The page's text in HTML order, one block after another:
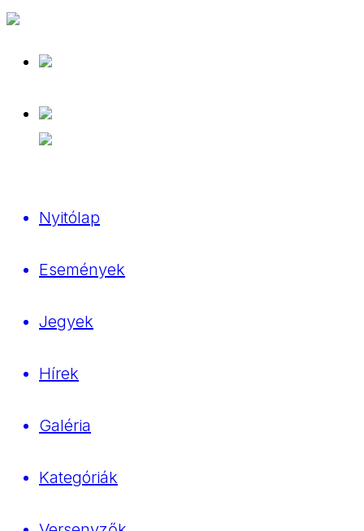
Nyitólap
Események
Jegyek
Hírek
Galéria
Kategóriák